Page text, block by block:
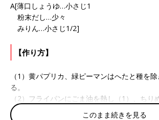
A[薄口しょうゆ…小さじ1
粉末だし…少々
みりん…小さじ1/2]
【作り方】
（1）黄パプリカ、緑ピーマンはへたと種を
る。
（2）フライパンにごま油を熱し（1）、ちり
Ａで味をととのえる。
このまま続きを見る